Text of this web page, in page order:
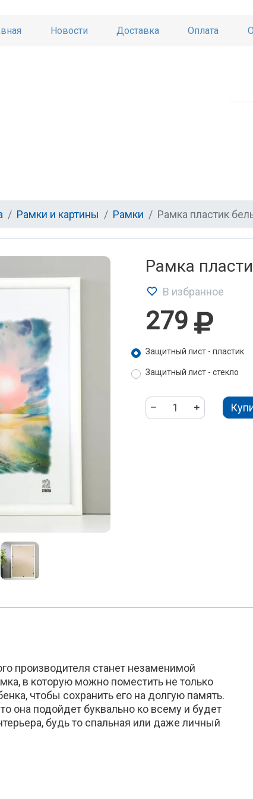
Новости Доставка Оплата
Рамки и картины Рамки Рамка пластик
Рамка
В избранное
279
Защитный лист - пластик
Защитный лист - стекло
производителя станет незаменимой
в которую можно поместить не только
чтобы сохранить его на долгую память.
она подойдет буквально ко всему и будет
будь то спальная или даже личный